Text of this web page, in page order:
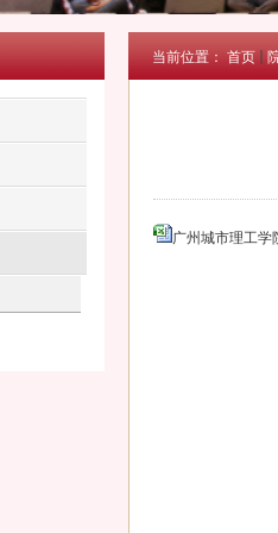
当前位置： 首页
广州城市理工学